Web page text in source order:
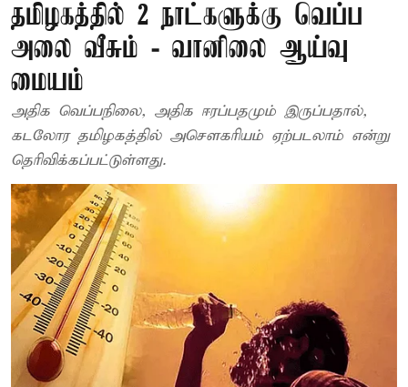
தமிழகத்தில் 2 நாட்களுக்கு வெப்ப
அலை வீசும் - வானிலை ஆய்வு
மையம்
அதிக வெப்பநிலை, அதிக ஈரப்பதமும் இருப்பதால்,
கடலோர தமிழகத்தில் அசௌகரியம் ஏற்படலாம் என்று
தெரிவிக்கப்பட்டுள்ளது.